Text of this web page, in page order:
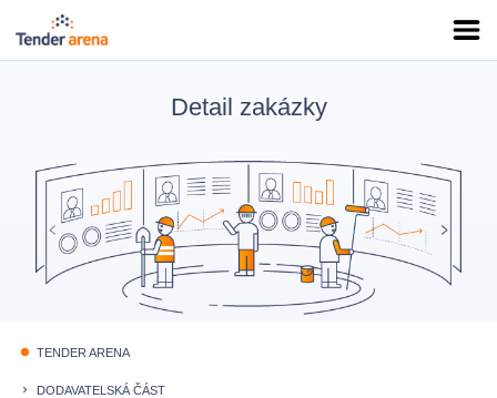
Detail zakázky
fiber_manual_record TENDER ARENA
keyboard_arrow_right DODAVATELSKÁ ČÁST